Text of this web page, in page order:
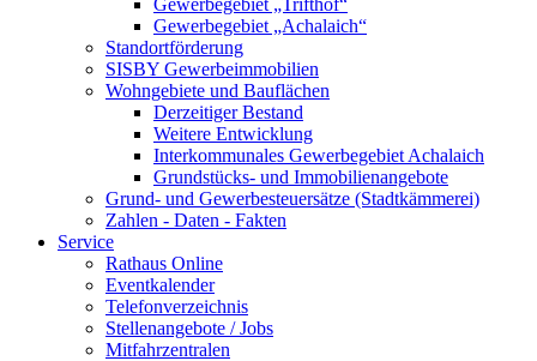
Gewerbegebiet „Achalaich“
Standortförderung
SISBY Gewerbeimmobilien
Wohngebiete und Bauflächen
Derzeitiger Bestand
Weitere Entwicklung
Interkommunales Gewerbegebiet Achalaich
Grundstücks- und Immobilienangebote
Grund- und Gewerbesteuersätze (Stadtkämmerei)
Zahlen - Daten - Fakten
Service
Rathaus Online
Eventkalender
Telefonverzeichnis
Stellenangebote / Jobs
Mitfahrzentralen